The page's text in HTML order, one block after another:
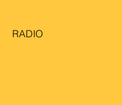
RADIO